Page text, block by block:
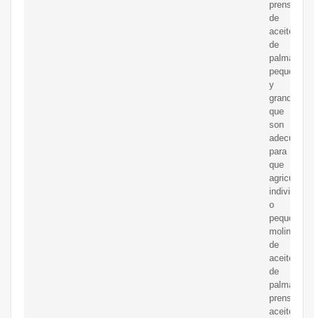
de
aceite
de
palma
pequeñas
y
grandes,
que
son
adecuadas
para
que
o
pequeños
molinos
de
aceite
de
palma
prensen
aceite